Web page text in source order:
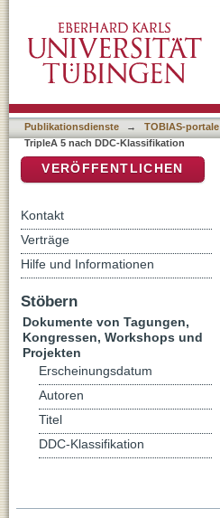
Publikationsdienste → TOBIAS-portale
TripleA 5 nach DDC-Klassifikation
VERÖFFENTLICHEN
Kontakt
Verträge
Hilfe und Informationen
Stöbern
Dokumente von Tagungen,
Kongressen, Workshops und
Projekten
Erscheinungsdatum
Autoren
Titel
DDC-Klassifikation